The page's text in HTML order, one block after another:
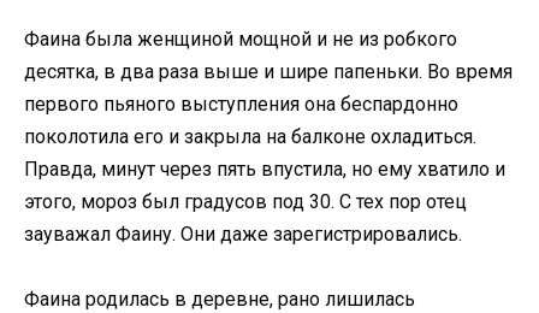
Фаина была женщиной мощной и не из робкого
десятка, в два раза выше и шире папеньки. Во время
первого пьяного выступления она беспардонно
поколотила его и закрыла на балконе охладиться.
Правда, минут через пять впустила, но ему хватило и
этого, мороз был градусов под 30. С тех пор отец
зауважал Фаину. Они даже зарегистрировались.
Фаина родилась в деревне, рано лишилась